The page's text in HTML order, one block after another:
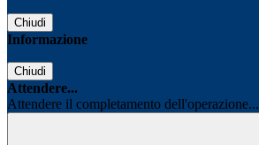
Chiudi
Informazione
Chiudi
Attendere...
Attendere il completamento dell'operazione...